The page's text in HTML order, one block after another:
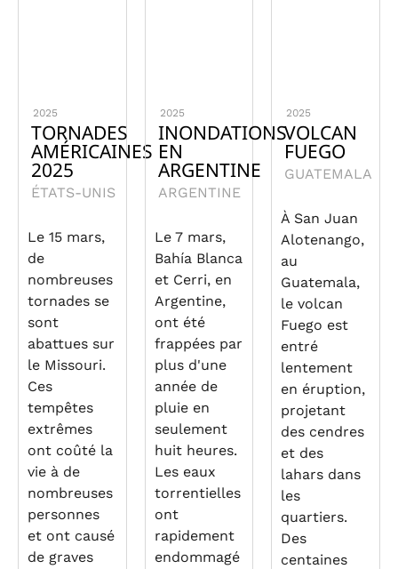
2025
TORNADES
AMÉRICAINES
2025
ÉTATS-UNIS
Le 15 mars,
de
nombreuses
tornades se
sont
abattues sur
le Missouri.
Ces
tempêtes
extrêmes
ont coûté la
vie à de
nombreuses
personnes
et ont causé
de graves
2025
INONDATIONS
EN
ARGENTINE
ARGENTINE
Le 7 mars,
Bahía Blanca
et Cerri, en
Argentine,
ont été
frappées par
plus d'une
année de
pluie en
seulement
huit heures.
Les eaux
torrentielles
ont
rapidement
endommagé
2025
VOLCAN
FUEGO
GUATEMALA
À San Juan
Alotenango,
au
Guatemala,
le volcan
Fuego est
entré
lentement
en éruption,
projetant
des cendres
et des
lahars dans
les
quartiers.
Des
centaines